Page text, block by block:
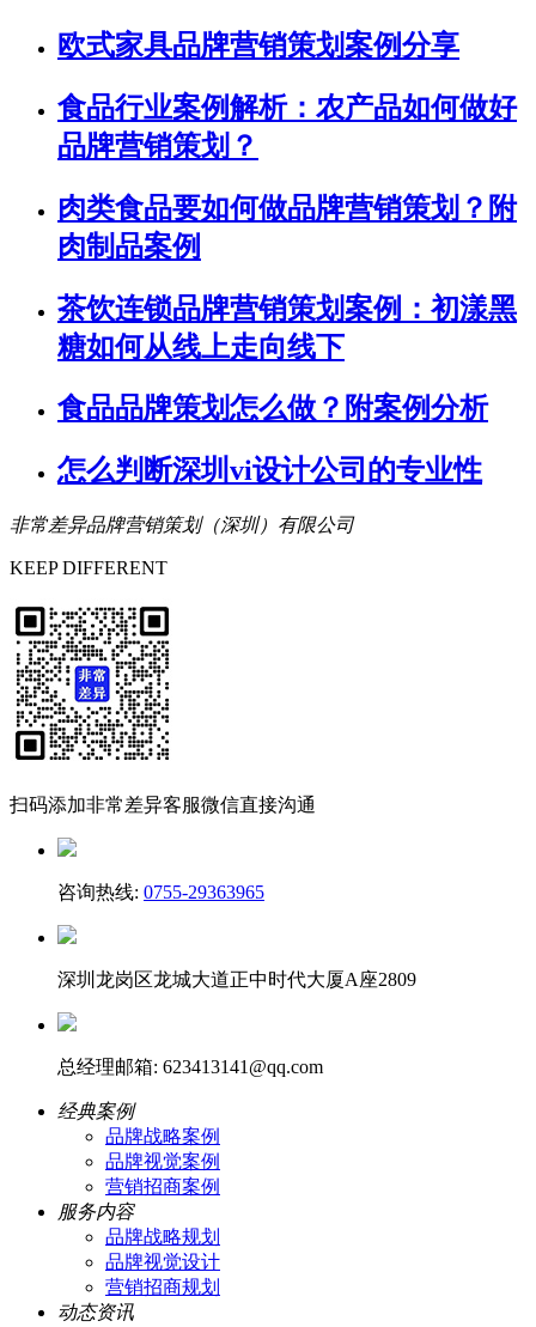
欧式家具品牌营销策划案例分享
食品行业案例解析：农产品如何做好
品牌营销策划？
肉类食品要如何做品牌营销策划？附
肉制品案例
茶饮连锁品牌营销策划案例：初漾黑
糖如何从线上走向线下
食品品牌策划怎么做？附案例分析
怎么判断深圳vi设计公司的专业性
非常差异品牌营销策划（深圳）有限公司
KEEP DIFFERENT
扫码添加非常差异客服微信直接沟通
咨询热线: 0755-29363965
深圳龙岗区龙城大道正中时代大厦A座2809
总经理邮箱: 623413141@qq.com
经典案例
品牌战略案例
品牌视觉案例
营销招商案例
服务内容
品牌战略规划
品牌视觉设计
营销招商规划
动态资讯